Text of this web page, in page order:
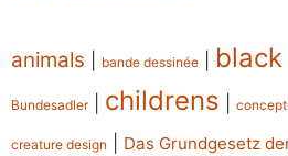
animals bande dessinée
Bundesadler| childrens
creature design Das Grundgesetz